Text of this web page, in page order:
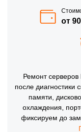
от
Ремонт
после диагностики
памяти,
охлаждения,
фиксируем до
питание,